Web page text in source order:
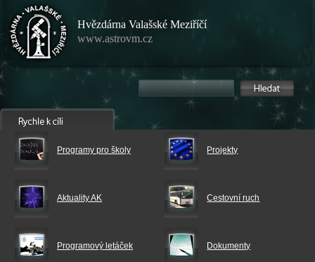
Hvězdárna Valašské Meziříčí
www.astrovm.cz
Programy pro školy Projekty
Aktuality AK Cestovní ruch
Programový letáček Dokumenty